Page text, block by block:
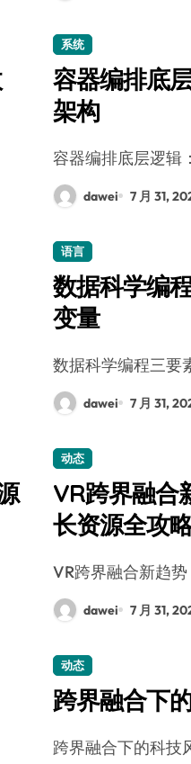
系统
容器编排底
架构
容器编排底层逻
dawei 7 月 31,
语言
数据科学编
变量
数据科学编程三要
dawei 7 月 31,
动态
VR跨界融合
长资源全攻
VR跨界融合新趋
dawei 7 月 31,
动态
跨界融合下
跨界融合下的科